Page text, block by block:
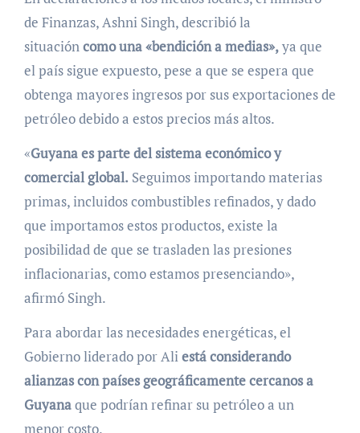
de Finanzas, Ashni Singh, describió la
situacióncomo una «bendición a medias»,ya que
el país sigue expuesto, pese a que se espera que
obtenga mayores ingresos por sus exportaciones de
petróleo debido a estos precios más altos.
«Guyana es parte del sistema económico y
comercial global. Seguimos importando materias
primas, incluidos combustibles refinados, y dado
que importamos estos productos, existe la
posibilidad de que se trasladen las presiones
inflacionarias, como estamos presenciando»,
afirmó Singh.
Para abordar las necesidades energéticas, el
Gobierno liderado por Aliestá considerando
alianzas con países geográficamente cercanos a
Guyanaque podrían refinar su petróleo a un
menor costo.